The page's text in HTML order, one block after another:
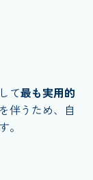
て最も実用的
伴うため、自
。